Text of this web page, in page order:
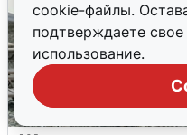
cookie-файлы.
подтверждаете свое
использование.